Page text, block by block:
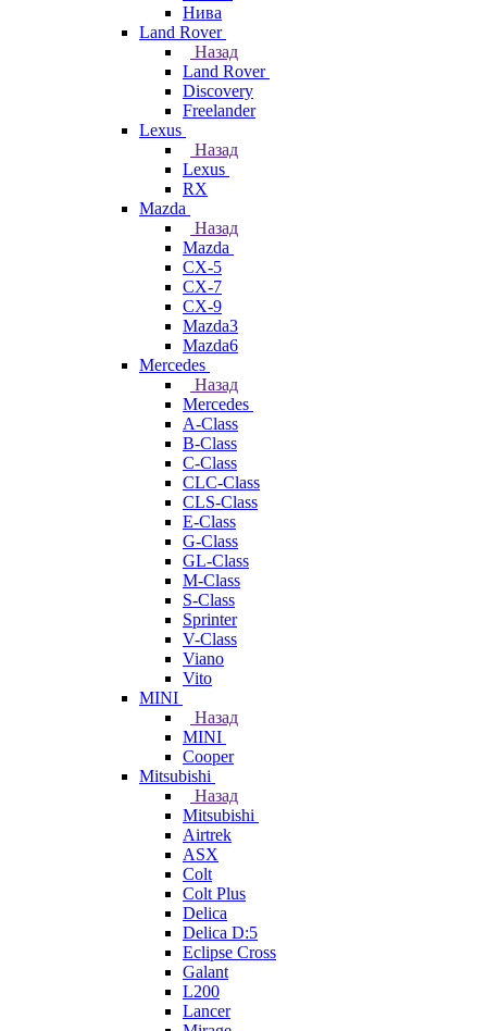
Нива
Land Rover
Назад
Land Rover
Discovery
Freelander
Lexus
Назад
Lexus
RX
Mazda
Назад
Mazda
CX-5
CX-7
CX-9
Mazda3
Mazda6
Mercedes
Назад
Mercedes
A-Class
B-Class
C-Class
CLC-Class
CLS-Class
E-Class
G-Class
GL-Class
M-Class
S-Class
Sprinter
V-Class
Viano
Vito
MINI
Назад
MINI
Cooper
Mitsubishi
Назад
Mitsubishi
Airtrek
ASX
Colt
Colt Plus
Delica
Delica D:5
Eclipse Cross
Galant
L200
Lancer